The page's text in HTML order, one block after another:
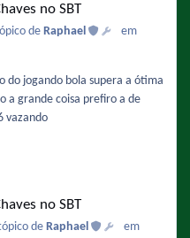
no SBT
de Raphael
em
do jogando bola supera a ótima
a grande coisa prefiro a de
vazando
no SBT
de Raphael
em